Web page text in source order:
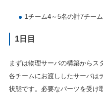
1チーム4～5名の計7チー
1日目
まずは物理サーバの構築からス
各チームにお渡ししたサーバは
状態です。必要なパーツを受け